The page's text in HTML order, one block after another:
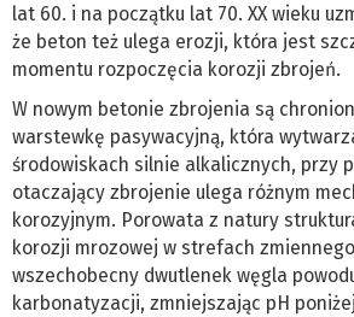
lat 60. i na początku lat 70. XX wieku
że beton też ulega erozji, która jest
momentu rozpoczęcia korozji zbrojeń.
W nowym betonie zbrojenia są
warstewkę pasywacyjną, która
środowiskach silnie alkalicznych, przy
otaczający zbrojenie ulega różnym
korozyjnym. Porowata z natury
korozji mrozowej w strefach
wszechobecny dwutlenek węgla
karbonatyzacji, zmniejszając pH